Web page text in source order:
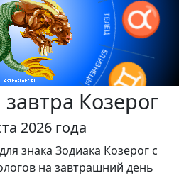
♉
ТЕЛЕЦ
♊
БЛИЗНЕЦЫ
♋
РАК
ЛЕВ Козерог
2026 года
знака Зодиака Козерог с
на завтрашний день